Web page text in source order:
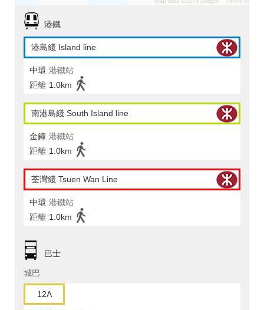
港鐵
港島綫 Island line
中環 港鐵站
距離 1.0km
南港島綫 South Island line
金鐘 港鐵站
距離 1.0km
荃灣綫 Tsuen Wan Line
中環 港鐵站
距離 1.0km
巴士
城巴
12A